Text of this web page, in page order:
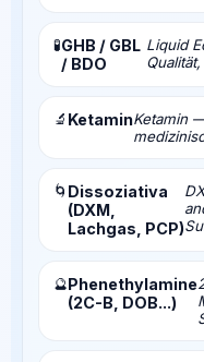
🧪GHB / GBL
/ BDO
Liquid
🔬 KetaminKetamin
🌀 Dissoziativa
(DXM,
Lachgas, PCP)
🔮Phenethylamine
(2C-B, DOB...)